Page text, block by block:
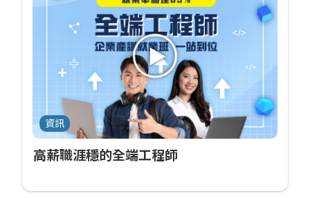
資訊
高薪職涯穩的全端工程師